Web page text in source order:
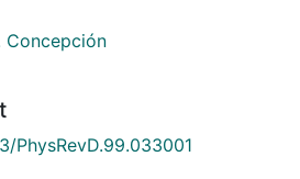
Concepción
PhysRevD.99.033001